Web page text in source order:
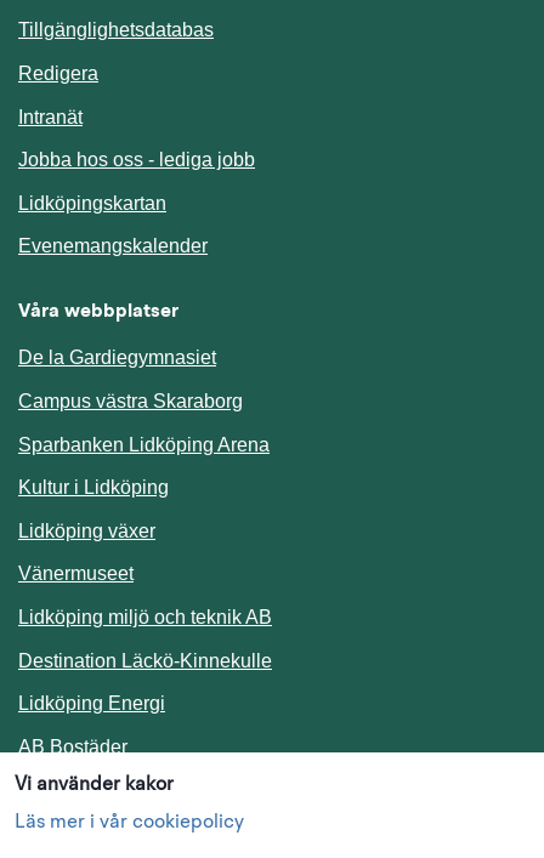
Vi använder kakor
Läs mer i vår cookiepolicy
TillgänglighetsdatabasLänk till annan webbplats.
Redigera
IntranätLänk till annan webbplats.
Jobba hos oss - lediga jobb
Lidköpingskartan
EvenemangskalenderLänk till annan webbplats.
Våra webbplatser
De la Gardiegymnasiet
Campus västra Skaraborg
Sparbanken Lidköping Arena
Kultur i Lidköping
Lidköping växer
Vänermuseet
Lidköping miljö och teknik AB
Destination Läckö-KinnekulleLänk till annan webbplats.
Lidköping Energi
AB BostäderLänk till annan webbplats.
Följ oss i sociala medier